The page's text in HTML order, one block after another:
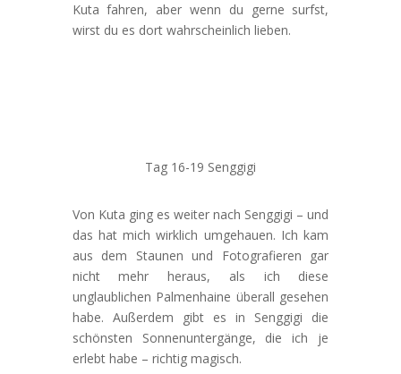
Kuta fahren, aber wenn du gerne surfst,
wirst du es dort wahrscheinlich lieben.
Tag 16-19 Senggigi
Von Kuta ging es weiter nach Senggigi – und
das hat mich wirklich umgehauen. Ich kam
aus dem Staunen und Fotografieren gar
nicht mehr heraus, als ich diese
unglaublichen Palmenhaine überall gesehen
habe. Außerdem gibt es in Senggigi die
schönsten Sonnenuntergänge, die ich je
erlebt habe – richtig magisch.